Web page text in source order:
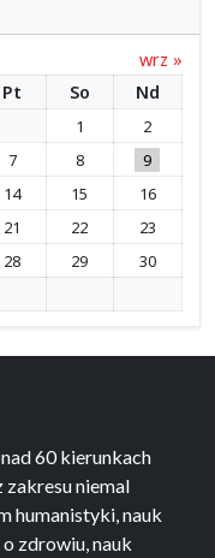
wrz »
Pt So Nd
1
2
7 8
9
14 15
16
21 22
23
28 29
30
60 kierunkach
niemal
humanistyki, nauk
zdrowiu, nauk